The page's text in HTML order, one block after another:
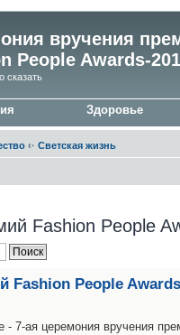
вручения
People Awards-
сказать
Здоровье
‹· Светская жизнь
Fashion People
Fashion People
- 7-ая церемония вручения